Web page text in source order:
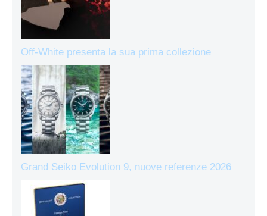
Off-White presenta la sua prima collezione
Grand Seiko Evolution 9, nuove referenze 2026